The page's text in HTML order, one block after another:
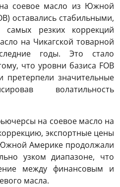
соевое масло из Южной
оставались стабильными,
резких коррекций
на Чикагской товарной
годы. Это стало
что уровни базиса FOB
претерпели значительные
волатильность
на соевое масло на
экспортные цены
Америке продолжали
узком диапазоне, что
между финансовым и
масла.